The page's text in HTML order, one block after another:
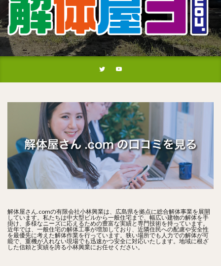
解体屋さん.comの有限会社小林興業は、広島県を拠点に総合解体事業を展開
しています。私たちは中大型ビルから一般住宅まで、幅広い建物の解体を手
掛け、多様なニーズに応えるための豊富な実績と専門技術を持っています。
近年では、一般住宅の解体工事が増加しており、近隣住民への配慮や安全性
を最優先に考えた解体作業を行っています。狭い場所でも人力での解体が可
能で、重機が入れない現場でも迅速かつ安全に対応いたします。地域に根ざ
した信頼と実績を誇る小林興業にお任せください。